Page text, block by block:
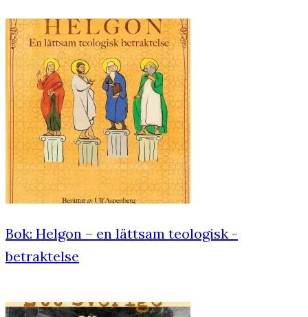
Bok: Helgon – en lättsam teologisk ­
betraktelse